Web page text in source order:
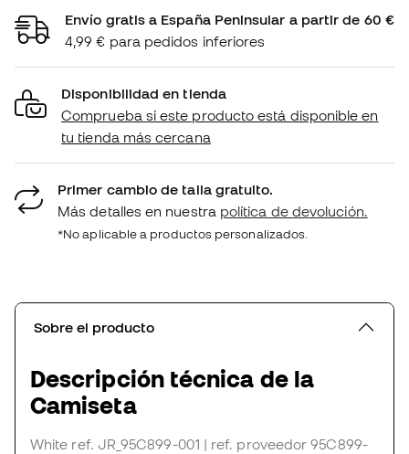
Envío gratis a España Peninsular a partir de 60 €
4,99 € para pedidos inferiores
Disponibilidad en tienda
Comprueba si este producto está disponible en
tu tienda más cercana
Primer cambio de talla gratuito.
Más detalles en nuestra política de devolución.
*No aplicable a productos personalizados.
Sobre el producto
Descripción técnica de la
Camiseta
White ref. JR_95C899-001 | ref. proveedor 95C899-